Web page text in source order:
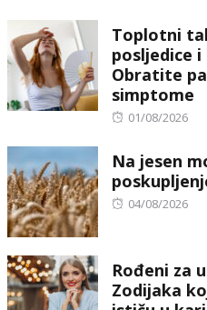
Toplotni
posljedice i
Obratite
simptome
Posted
01/08/2026
Na jesen
Posted
04/08/2026
Rođeni za
Zodijaka